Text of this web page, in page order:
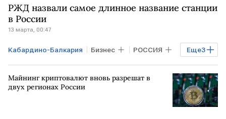
РЖД назвали самое длинное название станции
в России
13 марта, 00:47
Еще3
Кабардино-Балкария Бизнес РОССИЯ
Московская область Сахалин
РЖД
Майнинг криптовалют вновь разрешат в
двух регионах России